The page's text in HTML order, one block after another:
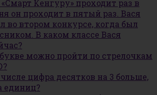
«Смарт Кенгуру» проходит раз в
он проходит в пятый раз. Вася
во втором конкурсе, когда был
В каком классе Вася
можно пройти по стрелочкам
цифра десятков на 3 больше,
единиц?